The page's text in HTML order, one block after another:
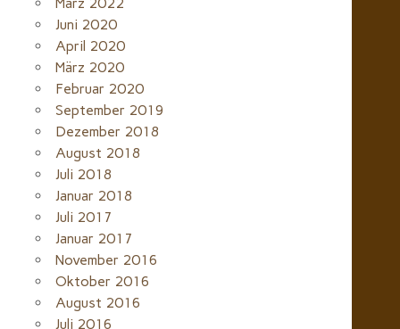
März 2022
Juni 2020
April 2020
März 2020
Februar 2020
September 2019
Dezember 2018
August 2018
Juli 2018
Januar 2018
Juli 2017
Januar 2017
November 2016
Oktober 2016
August 2016
Juli 2016